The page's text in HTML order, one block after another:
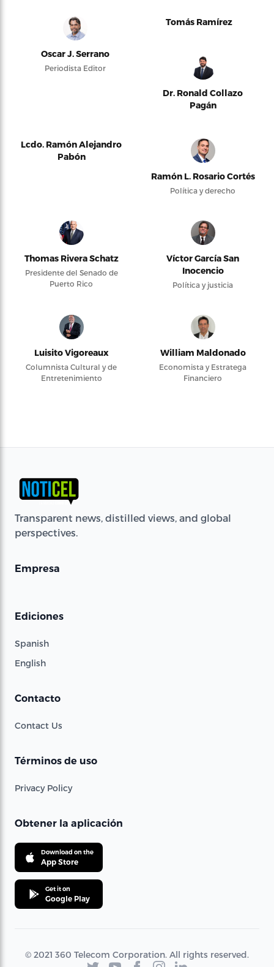
Oscar J. Serrano
Periodista Editor
Tomás Ramírez
Dr. Ronald Collazo
Pagán
Lcdo. Ramón Alejandro
Pabón
Ramón L. Rosario Cortés
Política y derecho
Thomas Rivera Schatz
Presidente del Senado de
Puerto Rico
Víctor García San
Inocencio
Política y justicia
Luisito Vigoreaux
Columnista Cultural y de
Entretenimiento
William Maldonado
Economista y Estratega
Financiero
Transparent news, distilled views, and global
perspectives.
Empresa
Ediciones
Spanish
English
Contacto
Contact Us
Términos de uso
Privacy Policy
Obtener la aplicación
Download on the
App Store
Get it on
Google Play
© 2021 360 Telecom Corporation. All rights reserved.